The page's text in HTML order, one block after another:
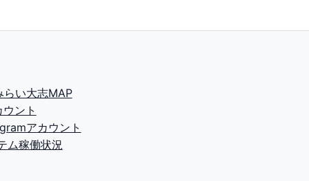
らい大志MAP
ント
アカウント
ム稼働状況